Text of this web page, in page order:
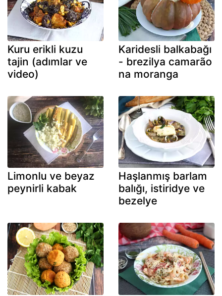
Kuru erikli kuzu
tajin (adımlar ve
video)
Karidesli balkabağı
- brezilya camarão
na moranga
Limonlu ve beyaz
peynirli kabak
Haşlanmış barlam
balığı, istiridye ve
bezelye